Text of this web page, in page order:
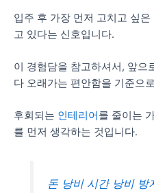
입주 후 가장 먼저 고치고 싶
고 있다는 신호입니다.
이 경험담을 참고하셔서, 앞으
다 오래가는 편안함을 기준으
후회되는 인테리어 를 줄이는
를 먼저 생각하는 것입니다.
돈 낭비 시간 낭비 방